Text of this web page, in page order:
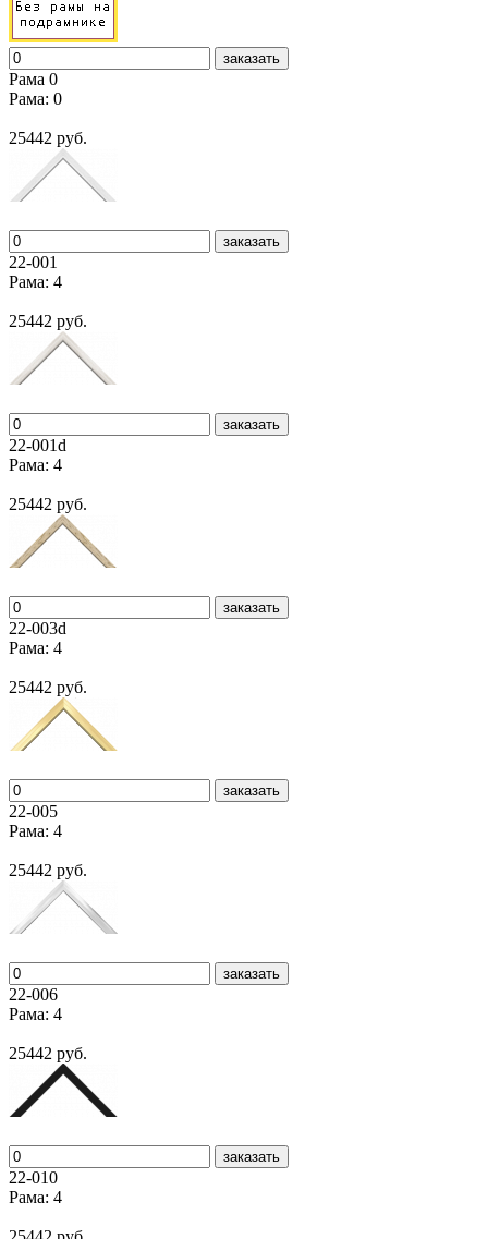
заказать
Рама 0
Рама: 0
25442 руб.
заказать
22-001
Рама: 4
25442 руб.
заказать
22-001d
Рама: 4
25442 руб.
заказать
22-003d
Рама: 4
25442 руб.
заказать
22-005
Рама: 4
25442 руб.
заказать
22-006
Рама: 4
25442 руб.
заказать
22-010
Рама: 4